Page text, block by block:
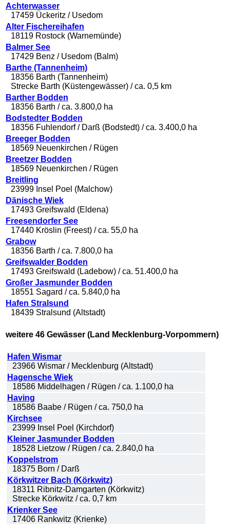
Achterwasser
17459 Ückeritz / Usedom
Alter Fischereihafen
18119 Rostock (Warnemünde)
Balmer See
17429 Benz / Usedom (Balm)
Barthe (Tannenheim)
18356 Barth (Tannenheim)
Strecke Barth (Küstengewässer) / ca. 0,5 km
Barther Bodden
18356 Barth / ca. 3.800,0 ha
Bodstedter Bodden
18356 Fuhlendorf / Darß (Bodstedt) / ca. 3.400,0 ha
Breeger Bodden
18569 Neuenkirchen / Rügen
Breetzer Bodden
18569 Neuenkirchen / Rügen
Breitling
23999 Insel Poel (Malchow)
Dänische Wiek
17493 Greifswald (Eldena)
Freesendorfer See
17440 Kröslin (Freest) / ca. 55,0 ha
Grabow
18356 Barth / ca. 7.800,0 ha
Greifswalder Bodden
17493 Greifswald (Ladebow) / ca. 51.400,0 ha
Großer Jasmunder Bodden
18551 Sagard / ca. 5.840,0 ha
Hafen Stralsund
18439 Stralsund (Altstadt)
weitere 46 Gewässer (Land Mecklenburg-Vorpommern)
Hafen Wismar
23966 Wismar / Mecklenburg (Altstadt)
Hagensche Wiek
18586 Middelhagen / Rügen / ca. 1.100,0 ha
Having
18586 Baabe / Rügen / ca. 750,0 ha
Kirchsee
23999 Insel Poel (Kirchdorf)
Kleiner Jasmunder Bodden
18528 Lietzow / Rügen / ca. 2.840,0 ha
Koppelstrom
18375 Born / Darß
Körkwitzer Bach (Körkwitz)
18311 Ribnitz-Damgarten (Körkwitz)
Strecke Körkwitz / ca. 0,7 km
Krienker See
17406 Rankwitz (Krienke)